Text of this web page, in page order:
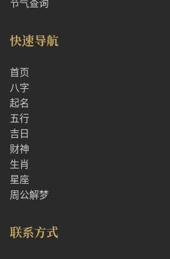
节气查询
快速导航
首页
八字
起名
五行
吉日
财神
生肖
星座
周公解梦
联系方式